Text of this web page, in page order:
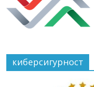
киберсигурност